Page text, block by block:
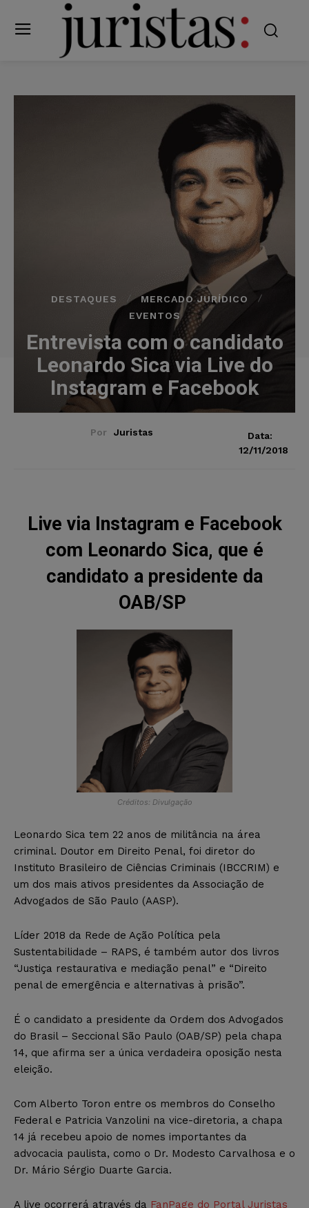
DESTAQUES
MERCADO JURÍDICO
EVENTOS
Entrevista com o candidato
Leonardo Sica via Live do
Instagram e Facebook
Por Juristas
Data:
12/11/2018
Live via Instagram e Facebook
com Leonardo Sica, que é
candidato a presidente da
OAB/SP
Créditos: Divulgação
Leonardo Sica tem 22 anos de militância na área
criminal. Doutor em Direito Penal, foi diretor do
Instituto Brasileiro de Ciências Criminais (IBCCRIM) e
um dos mais ativos presidentes da Associação de
Advogados de São Paulo (AASP).
Líder 2018 da Rede de Ação Política pela
Sustentabilidade – RAPS, é também autor dos livros
“Justiça restaurativa e mediação penal” e “Direito
penal de emergência e alternativas à prisão”.
É o candidato a presidente da Ordem dos Advogados
do Brasil – Seccional São Paulo (OAB/SP) pela chapa
14, que afirma ser a única verdadeira oposição nesta
eleição.
Com Alberto Toron entre os membros do Conselho
Federal e Patricia Vanzolini na vice-diretoria, a chapa
14 já recebeu apoio de nomes importantes da
advocacia paulista, como o Dr. Modesto Carvalhosa e o
Dr. Mário Sérgio Duarte Garcia.
A live ocorrerá através da FanPage do Portal Juristas